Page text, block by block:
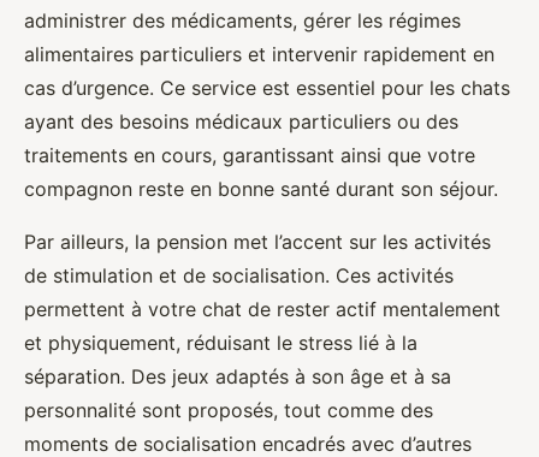
administrer des médicaments, gérer les régimes
alimentaires particuliers et intervenir rapidement en
cas d’urgence. Ce service est essentiel pour les chats
ayant des besoins médicaux particuliers ou des
traitements en cours, garantissant ainsi que votre
compagnon reste en bonne santé durant son séjour.
Par ailleurs, la pension met l’accent sur les activités
de stimulation et de socialisation. Ces activités
permettent à votre chat de rester actif mentalement
et physiquement, réduisant le stress lié à la
séparation. Des jeux adaptés à son âge et à sa
personnalité sont proposés, tout comme des
moments de socialisation encadrés avec d’autres